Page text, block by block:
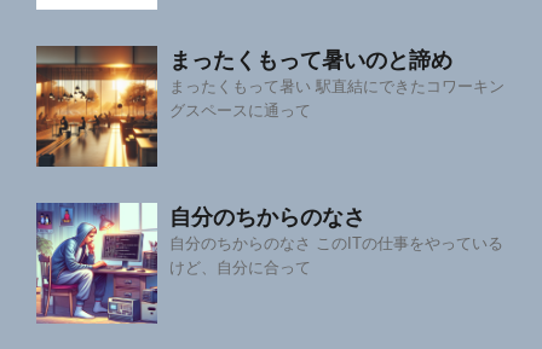
まったくもって暑いのと諦め
まったくもって暑い 駅直結にできたコワーキン
グスペースに通って
自分のちからのなさ
自分のちからのなさ このITの仕事をやっている
けど、自分に合って